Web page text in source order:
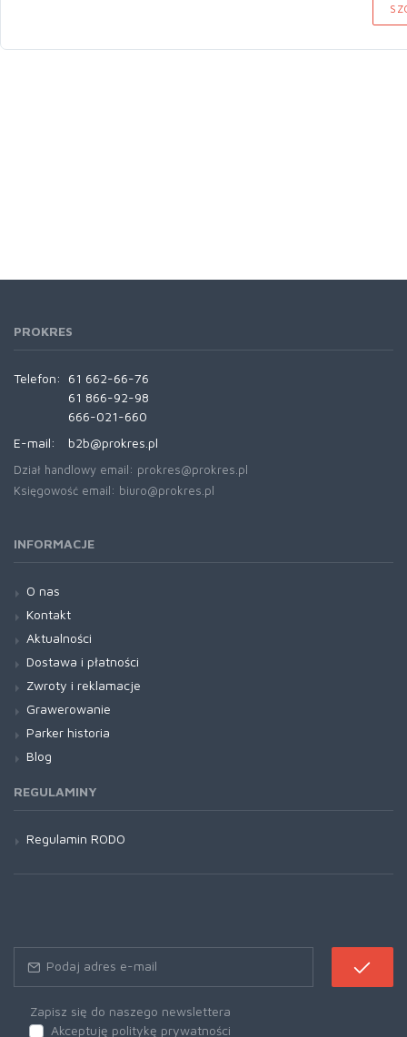
PROKRES
Telefon:
61 662-66-76
61 866-92-98
666-021-660
E-mail:
b2b@prokres.pl
Dział handlowy email: prokres@prokres.pl
Księgowość email: biuro@prokres.pl
INFORMACJE
O nas
Kontakt
Aktualności
Dostawa i płatności
Zwroty i reklamacje
Grawerowanie
Parker historia
Blog
REGULAMINY
Regulamin RODO
Zapisz się do naszego newslettera
Akceptuję politykę prywatności